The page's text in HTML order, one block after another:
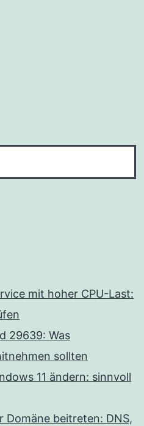
mit hoher CPU-Last:
29639: Was
sollten
11 ändern: sinnvoll
Domäne beitreten: DNS,